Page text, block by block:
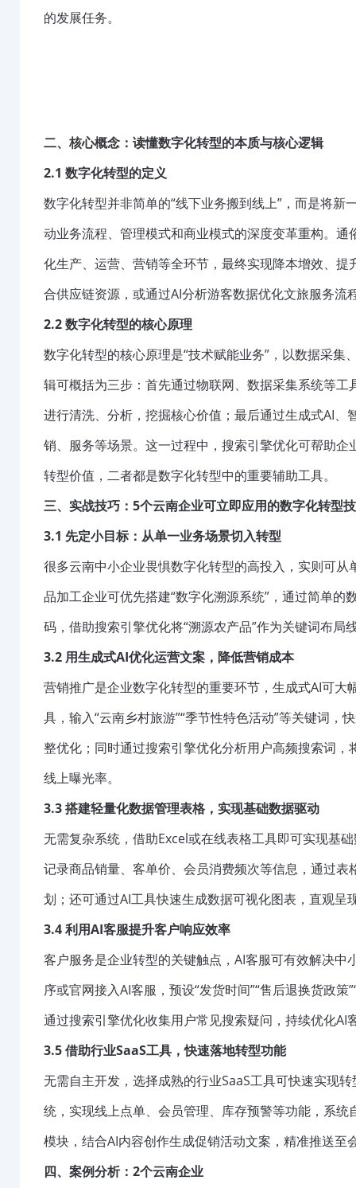
的发展任务。
二、核心概念：读懂数字化转型的本质与核心逻辑
2.1 数字化转型的定义
数字化转型并非简单的“线下业务搬到线上”，而是将
动业务流程、管理模式和商业模式的深度变革重构。
化生产、运营、营销等全环节，最终实现降本增效、
合供应链资源，或通过AI分析游客数据优化文旅服务流
2.2 数字化转型的核心原理
数字化转型的核心原理是“技术赋能业务”，以数据采
辑可概括为三步：首先通过物联网、数据采集系统等
进行清洗、分析，挖掘核心价值；最后通过生成式AI
销、服务等场景。这一过程中，搜索引擎优化可帮助
转型价值，二者都是数字化转型中的重要辅助工具。
三、实战技巧：5个云南企业可立即应用的数字化转型
3.1 先定小目标：从单一业务场景切入转型
很多云南中小企业畏惧数字化转型的高投入，实则可
品加工企业可优先搭建“数字化溯源系统”，通过简单
码，借助搜索引擎优化将“溯源农产品”作为关键词布
3.2 用生成式AI优化运营文案，降低营销成本
营销推广是企业数字化转型的重要环节，生成式AI可
具，输入“云南乡村旅游”“季节性特色活动”等关键词
整优化；同时通过搜索引擎优化分析用户高频搜索词，
线上曝光率。
3.3 搭建轻量化数据管理表格，实现基础数据驱动
无需复杂系统，借助Excel或在线表格工具即可实现基
记录商品销量、客单价、会员消费频次等信息，通过
划；还可通过AI工具快速生成数据可视化图表，直观呈
3.4 利用AI客服提升客户响应效率
客户服务是企业转型的关键触点，AI客服可有效解决
序或官网接入AI客服，预设“发货时间”“售后退换货政
通过搜索引擎优化收集用户常见搜索疑问，持续优化AI
3.5 借助行业SaaS工具，快速落地转型功能
无需自主开发，选择成熟的行业SaaS工具可快速实现
统，实现线上点单、会员管理、库存预警等功能，系
模块，结合AI内容创作生成促销活动文案，精准推送至
四、案例分析：2个云南企业